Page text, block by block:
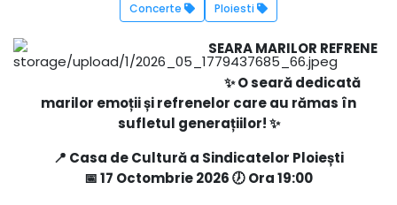
Concerte Ploiesti
SEARA MARILOR REFRENE
✨ O seară dedicată
marilor emoții și refrenelor care au rămas în
sufletul generațiilor! ✨
📍 Casa de Cultură a Sindicatelor Ploiești
📅 17 Octombrie 2026 🕖 Ora 19:00